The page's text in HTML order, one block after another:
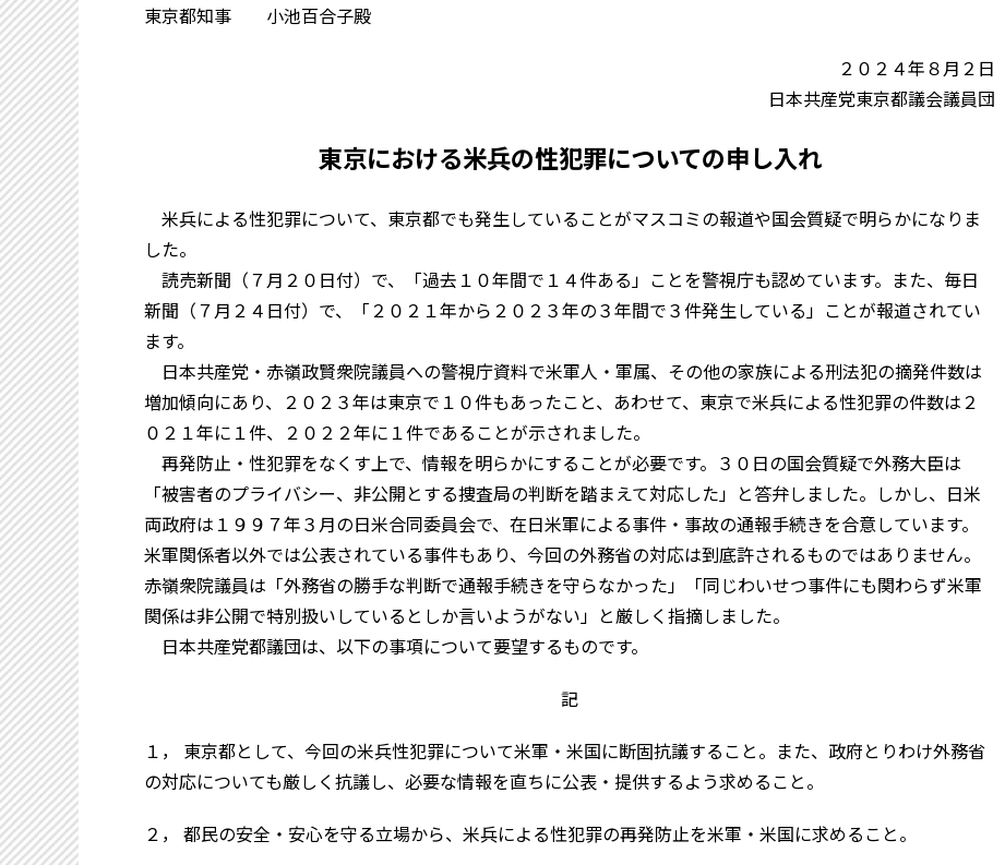
東京都知事 小池百合子殿
２０２４年８月２日
日本共産党東京都議会議員団
東京における米兵の性犯罪についての申し入れ
米兵による性犯罪について、東京都でも発生していることがマスコミの報道や国会質疑で明らかになりま
した。
読売新聞（７月２０日付）で、「過去１０年間で１４件ある」ことを警視庁も認めています。また、毎日
新聞（７月２４日付）で、「２０２１年から２０２３年の３年間で３件発生している」ことが報道されてい
ます。
日本共産党・赤嶺政賢衆院議員への警視庁資料で米軍人・軍属、その他の家族による刑法犯の摘発件数は
増加傾向にあり、２０２３年は東京で１０件もあったこと、あわせて、東京で米兵による性犯罪の件数は２
０２１年に１件、２０２２年に１件であることが示されました。
再発防止・性犯罪をなくす上で、情報を明らかにすることが必要です。３０日の国会質疑で外務大臣は
「被害者のプライバシー、非公開とする捜査局の判断を踏まえて対応した」と答弁しました。しかし、日米
両政府は１９９７年３月の日米合同委員会で、在日米軍による事件・事故の通報手続きを合意しています。
米軍関係者以外では公表されている事件もあり、今回の外務省の対応は到底許されるものではありません。
赤嶺衆院議員は「外務省の勝手な判断で通報手続きを守らなかった」「同じわいせつ事件にも関わらず米軍
関係は非公開で特別扱いしているとしか言いようがない」と厳しく指摘しました。
日本共産党都議団は、以下の事項について要望するものです。
記
１， 東京都として、今回の米兵性犯罪について米軍・米国に断固抗議すること。また、政府とりわけ外務省
の対応についても厳しく抗議し、必要な情報を直ちに公表・提供するよう求めること。
２， 都民の安全・安心を守る立場から、米兵による性犯罪の再発防止を米軍・米国に求めること。